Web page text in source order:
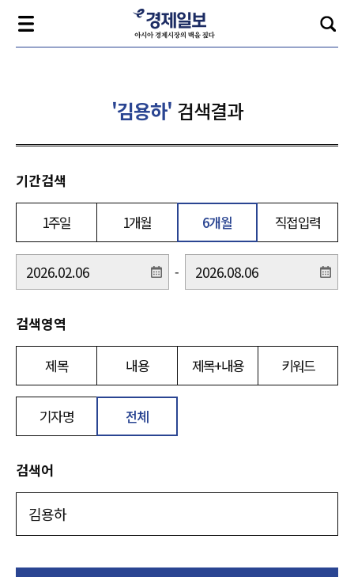
'김용하' 검색결과
기간검색
1주일 1개월 6개월 직접입력
-
검색영역
제목 내용 제목+내용 키워드
기자명 전체
검색어